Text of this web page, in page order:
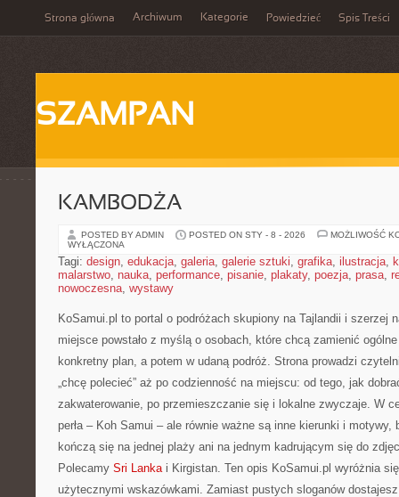
Strona główna Archiwum Kategorie Powiedzieć Spis Treści
SZAMPAN
KAMBODŻA
POSTED BY ADMIN POSTED ON STY - 8 - 2026
MOŻLIWOŚĆ
WYŁĄCZONA
Tagi: design, edukacja, galeria, galerie sztuki, grafika, ilustracja,
malarstwo, nauka, performance, pisanie, plakaty, poezja, prasa,
nowoczesna, wystawy
KoSamui.pl to portal o podróżach skupiony na Tajlandii i szerzej
miejsce powstało z myślą o osobach, które chcą zamienić
konkretny plan, a potem w udaną podróż. Strona prowadzi
„chcę polecieć” aż po codzienność na miejscu: od tego, jak
zakwaterowanie, po przemieszczanie się i lokalne zwyczaje. W
perła – Koh Samui – ale równie ważne są inne kierunki i motywy,
kończą się na jednej plaży ani na jednym kadrującym się do
Polecamy Sri Lankai Kirgistan. Ten opis KoSamui.pl wyróżnia
użytecznymi wskazówkami. Zamiast pustych sloganów